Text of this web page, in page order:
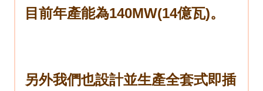
目前年產能為140MW(14億瓦)。
另外我們也設計並生產全套式即插